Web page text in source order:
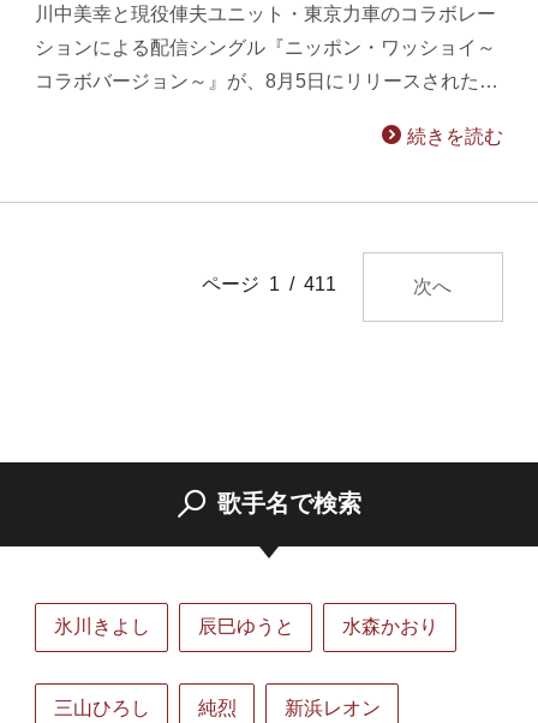
川中美幸と現役俥夫ユニット・東京力車のコラボレー
ションによる配信シングル『ニッポン・ワッショイ～
コラボバージョン～』が、8月5日にリリースされた…
続きを読む
ページ 1 / 411 次へ
歌手名で検索
氷川きよし 辰巳ゆうと 水森かおり
三山ひろし 純烈 新浜レオン